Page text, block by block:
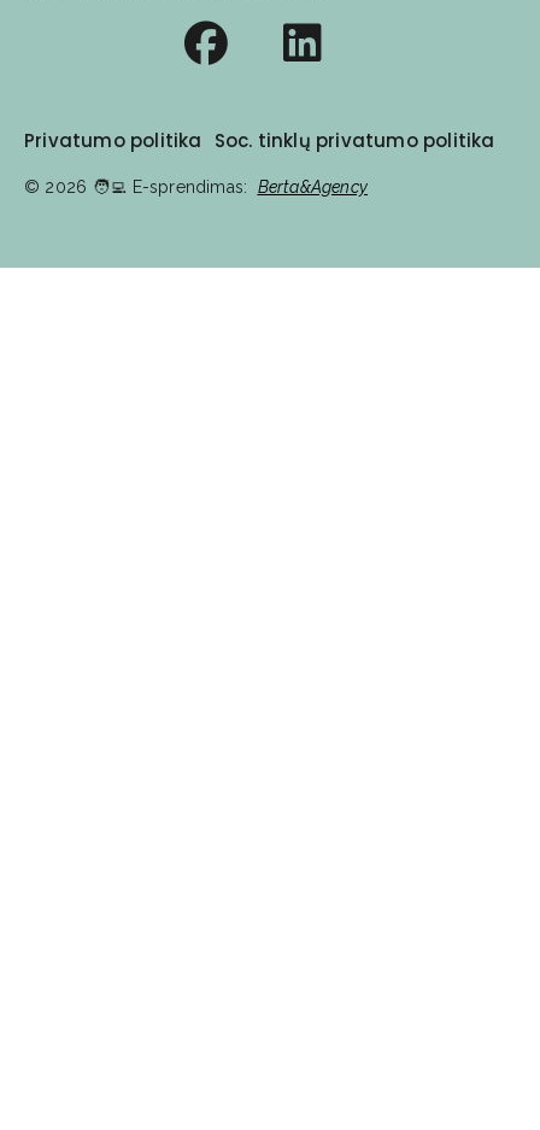
Privatumo politika Soc. tinklų privatumo politika
© 2026 🧑‍💻️ E-sprendimas: Berta&Agency